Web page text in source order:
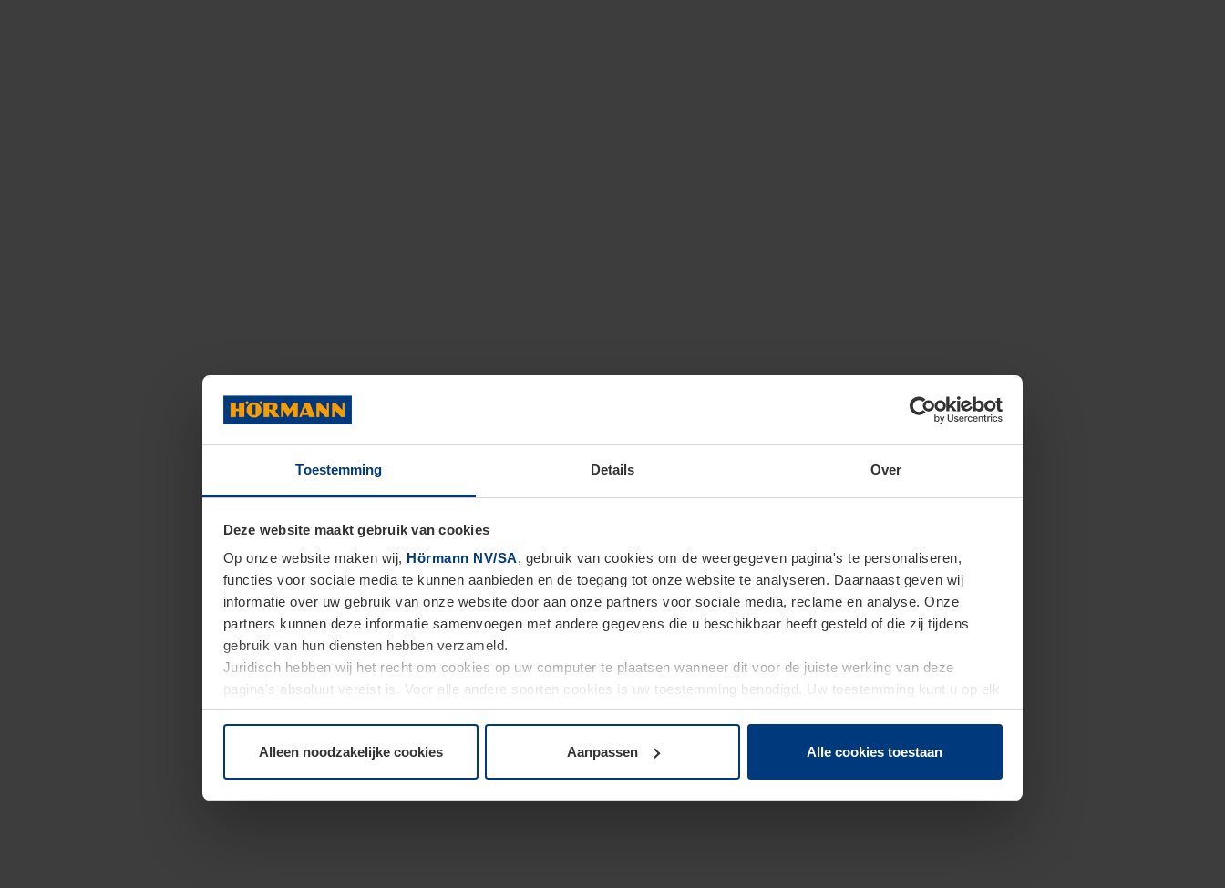
Toestemming Details Over
Deze website maakt gebruik van cookies
Op onze website maken wij, Hörmann NV/SA, gebruik van cookies om de weergegeven pagina's te personaliseren,
functies voor sociale media te kunnen aanbieden en de toegang tot onze website te analyseren. Daarnaast geven wij
informatie over uw gebruik van onze website door aan onze partners voor sociale media, reclame en analyse. Onze
partners kunnen deze informatie samenvoegen met andere gegevens die u beschikbaar heeft gesteld of die zij tijdens
gebruik van hun diensten hebben verzameld.
Juridisch hebben wij het recht om cookies op uw computer te plaatsen wanneer dit voor de juiste werking van deze
pagina's absoluut vereist is. Voor alle andere soorten cookies is uw toestemming benodigd. Uw toestemming kunt u op elk
moment bij de uitleg van de cookies op paginaPrivacyverklaringop onze website wijzigen of herroepen.
Alleen noodzakelijke cookies Aanpassen Alle cookies toestaan